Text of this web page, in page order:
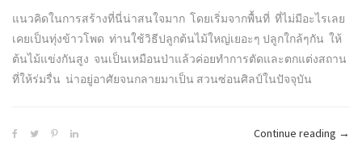
แนวคิดในการสร้างที่นี่น่าสนใจมาก โดยเริ่มจากพื้นที่ ที่ไม่มีอะไรเลย
เคยเป็นทุ่งข้าวโพด ท่านใช้วิธีปลูกต้นไม้ใหญ่เยอะๆ ปลูกใกล้ๆกัน ให้
ต้นไม้แข่งกันสูง จนเป็นเหมือนป่าแล้วค่อยทำการตัดและตกแต่งสถาน
ที่ให้ร่มรื่น น่าอยู่อาศัยจนกลายมาเป็น สวนซ่อนศิลป์ในปัจจุบัน
Continue reading “สว
→